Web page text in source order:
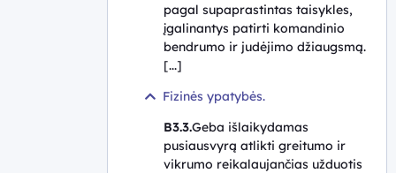
pagal supaprastintas taisykles,
įgalinantys patirti komandinio
bendrumo ir judėjimo džiaugsmą.
[...]
Fizinės ypatybės.
B3.3.Geba išlaikydamas
pusiausvyrą atlikti greitumo ir
vikrumo reikalaujančias užduotis